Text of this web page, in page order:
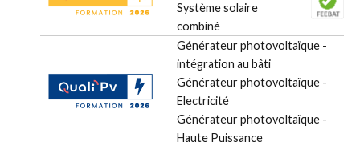
Système solaire
combiné
Générateur photovoltaïque -
intégration au bâti
Générateur photovoltaïque -
Electricité
Générateur photovoltaïque -
Haute Puissance